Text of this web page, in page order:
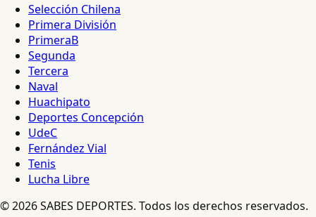
Selección Chilena
Primera División
PrimeraB
Segunda
Tercera
Naval
Huachipato
Deportes Concepción
UdeC
Fernández Vial
Tenis
Lucha Libre
© 2026 SABES DEPORTES. Todos los derechos reservados.